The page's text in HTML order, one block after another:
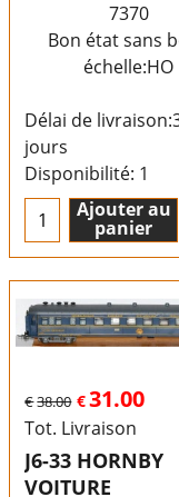
7370
Bon état sans
échelle:HO
Délai de livraison:
jours
Disponibilité: 1
Ajouter au
panier
€38.00 €31.00
Tot. Livraison
J6-33 HORNBY
VOITURE